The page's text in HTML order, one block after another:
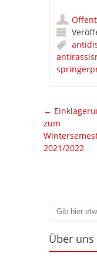
←
zum
2021/2022
Suchen
Über uns